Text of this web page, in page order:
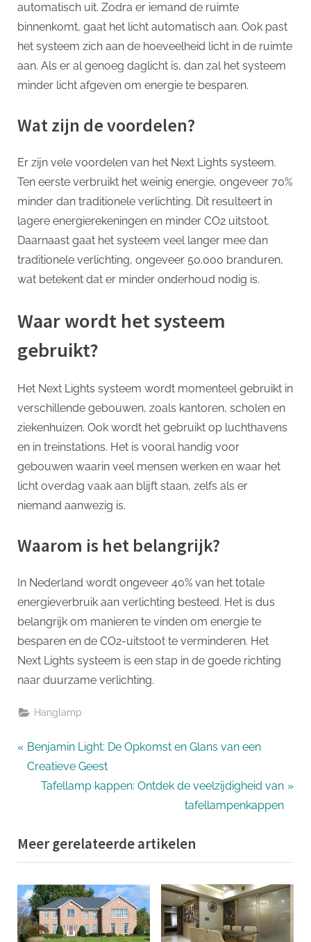
automatisch uit. Zodra er iemand de ruimte
binnenkomt, gaat het licht automatisch aan. Ook past
het systeem zich aan de hoeveelheid licht in de ruimte
aan. Als er al genoeg daglicht is, dan zal het systeem
minder licht afgeven om energie te besparen.
Wat zijn de voordelen?
Er zijn vele voordelen van het Next Lights systeem.
Ten eerste verbruikt het weinig energie, ongeveer 70%
minder dan traditionele verlichting. Dit resulteert in
lagere energierekeningen en minder CO2 uitstoot.
Daarnaast gaat het systeem veel langer mee dan
traditionele verlichting, ongeveer 50.000 branduren,
wat betekent dat er minder onderhoud nodig is.
Waar wordt het systeem
gebruikt?
Het Next Lights systeem wordt momenteel gebruikt in
verschillende gebouwen, zoals kantoren, scholen en
ziekenhuizen. Ook wordt het gebruikt op luchthavens
en in treinstations. Het is vooral handig voor
gebouwen waarin veel mensen werken en waar het
licht overdag vaak aan blijft staan, zelfs als er
niemand aanwezig is.
Waarom is het belangrijk?
In Nederland wordt ongeveer 40% van het totale
energieverbruik aan verlichting besteed. Het is dus
belangrijk om manieren te vinden om energie te
besparen en de CO2-uitstoot te verminderen. Het
Next Lights systeem is een stap in de goede richting
naar duurzame verlichting.
Hanglamp
Bericht
navigatie
P
r
o
u
s
P
o
Benjamin Light: De Opkomst en Glans van een
Creatieve Geest
N
t
P
o
s
t
Tafellamp kappen: Ontdek de veelzijdigheid van
tafellampenkappen
Meer gerelateerde artikelen